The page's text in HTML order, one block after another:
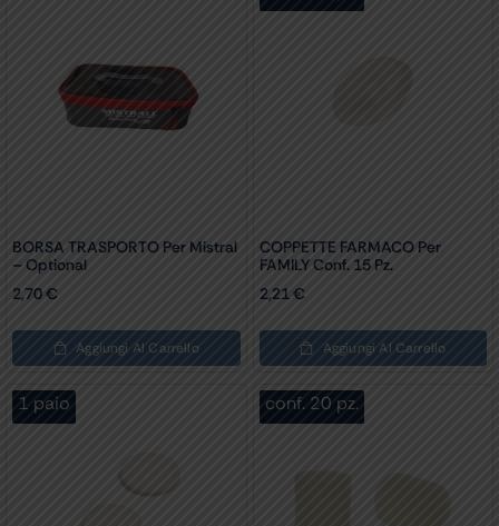
BORSA TRASPORTO Per Mistral
– Optional
2,70€
Aggiungi Al Carrello
COPPETTE FARMACO Per
FAMILY Conf. 15 Pz.
2,21€
Aggiungi Al Carrello
1 paio conf. 20 pz.